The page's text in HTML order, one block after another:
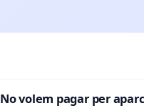
No volem pagar per